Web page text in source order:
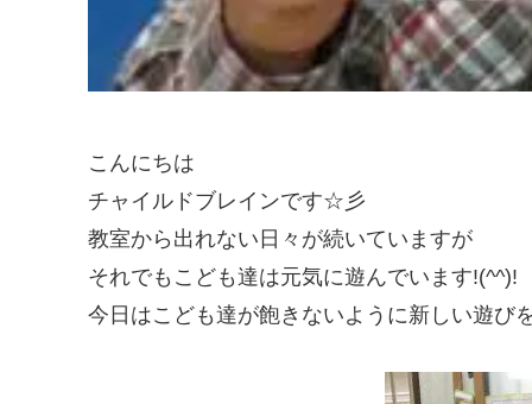
こんにちは
チャイルドブレインです☆彡
教室から出れない日々が続いていますが
それでもこども達は元気に遊んでいます!(^^)!
今日はこども達が飽きないように新しい遊び